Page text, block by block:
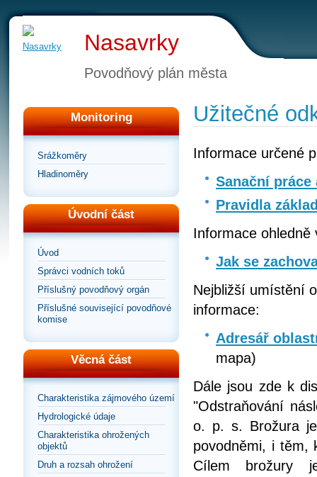
Nasavrky
Povodňový plán města
Monitoring
Srážkoměry
Hladinoměry
Úvodní část
Úvod
Správci vodních toků
Příslušný povodňový orgán
Příslušné související povodňové
komise
Věcná část
Charakteristika zájmového území
Hydrologické údaje
Charakteristika ohrožených
objektů
Druh a rozsah ohrožení
Užitečné
Informace určené
Sanační
Pravidla
Informace ohledně
Jak se
Nejbližší umístění
informace:
Adresář
mapa)
Dále jsou zde k
"Odstraňování
o. p. s. Brožura
povodněmi, i těm,
Cílem brožury